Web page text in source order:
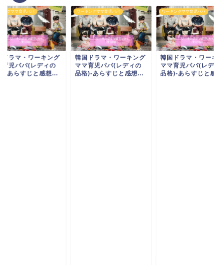
ングママ育児パパ
ドラマ・ワーキング
育児パパ(レディの
)-あらすじと感想...
ワーキングママ育児パパ
韓国ドラマ・ワーキング
ママ育児パパ(レディの
品格)-あらすじと感想...
ワーキングママ育児パパ
韓国ドラマ・ワーキ
ママ育児パパ(レデ
品格)-あらすじと感